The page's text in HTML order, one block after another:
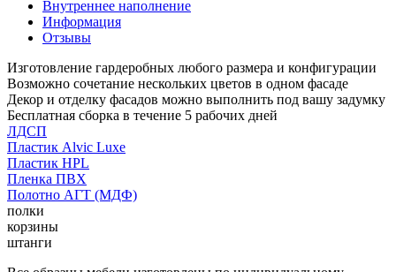
Внутреннее наполнение
Информация
Отзывы
Изготовление гардеробных любого размера и конфигурации
Возможно сочетание нескольких цветов в одном фасаде
Декор и отделку фасадов можно выполнить под вашу задумку
Бесплатная сборка в течение 5 рабочих дней
ЛДСП
Пластик Alvic Luxe
Пластик HPL
Пленка ПВХ
Полотно АГТ (МДФ)
полки
корзины
штанги